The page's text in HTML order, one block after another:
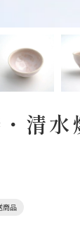
・清
商品